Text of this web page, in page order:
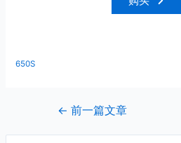
650S
← 前一篇文章